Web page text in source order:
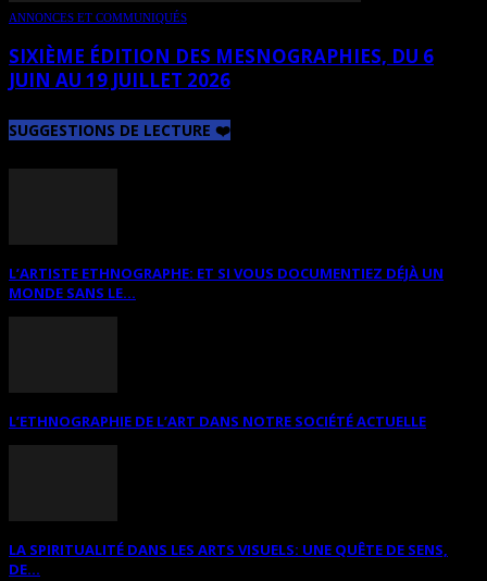
ANNONCES ET COMMUNIQUÉS
SIXIÈME ÉDITION DES MESNOGRAPHIES, DU 6
JUIN AU 19 JUILLET 2026
SUGGESTIONS DE LECTURE ❤️
L’ARTISTE ETHNOGRAPHE: ET SI VOUS DOCUMENTIEZ DÉJÀ UN
MONDE SANS LE...
L’ETHNOGRAPHIE DE L’ART DANS NOTRE SOCIÉTÉ ACTUELLE
LA SPIRITUALITÉ DANS LES ARTS VISUELS: UNE QUÊTE DE SENS,
DE...